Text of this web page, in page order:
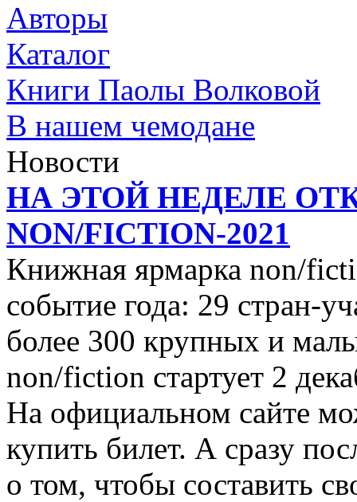
Авторы
Каталог
Книги Паолы Волковой
В нашем чемодане
Новости
НА ЭТОЙ НЕДЕЛЕ
NON/FICTION-2021
Книжная ярмарка non/
событие года: 29 стран-
более 300 крупных и
non/fiction стартует 2
На официальном сайте
купить билет. А сразу
о том, чтобы составить